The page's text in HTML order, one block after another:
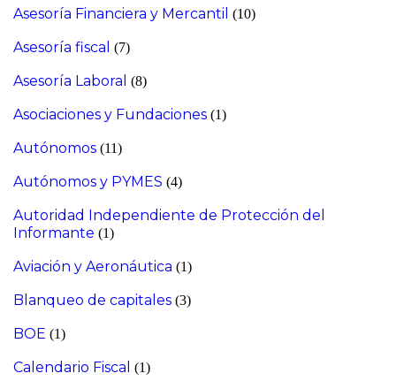
Asesoría Financiera y Mercantil (10)
Asesoría fiscal (7)
Asesoría Laboral (8)
Asociaciones y Fundaciones (1)
Autónomos (11)
Autónomos y PYMES (4)
Autoridad Independiente de Protección del
Informante (1)
Aviación y Aeronáutica (1)
Blanqueo de capitales (3)
BOE (1)
Calendario Fiscal (1)